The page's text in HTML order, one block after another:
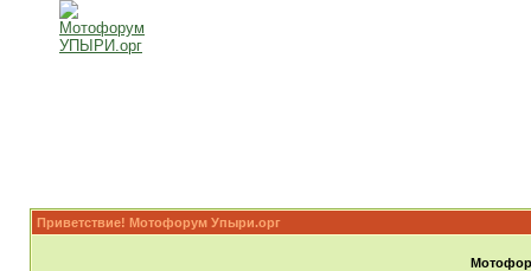
Приветствие! Мотофорум Упыри.орг